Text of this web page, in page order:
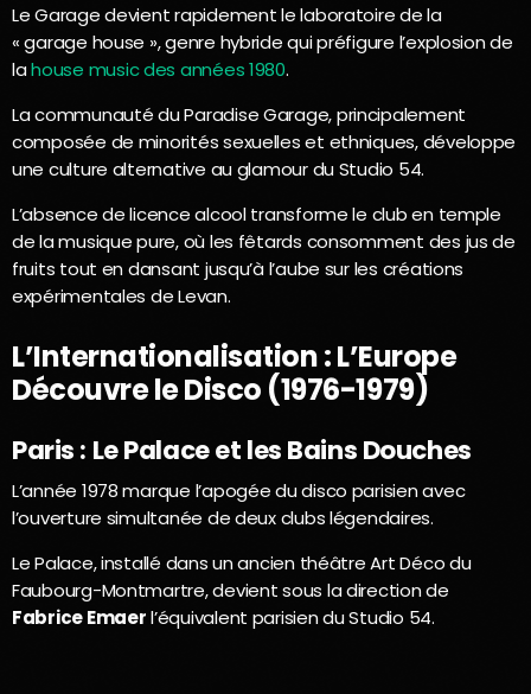
Le Garage devient rapidement le laboratoire de la
« garage house », genre hybride qui préfigure l’explosion de
lahouse music des années 1980.
La communauté du Paradise Garage, principalement
composée de minorités sexuelles et ethniques, développe
une culture alternative au glamour du Studio 54.
L’absence de licence alcool transforme le club en temple
de la musique pure, où les fêtards consomment des jus de
fruits tout en dansant jusqu’à l’aube sur les créations
expérimentales de Levan.
L’Internationalisation : L’Europe
Découvre le Disco (1976-1979)
Paris : Le Palace et les Bains Douches
L’année 1978 marque l’apogée du disco parisien avec
l’ouverture simultanée de deux clubs légendaires.
Le Palace, installé dans un ancien théâtre Art Déco du
Faubourg-Montmartre, devient sous la direction de
Fabrice Emaerl’équivalent parisien du Studio 54.